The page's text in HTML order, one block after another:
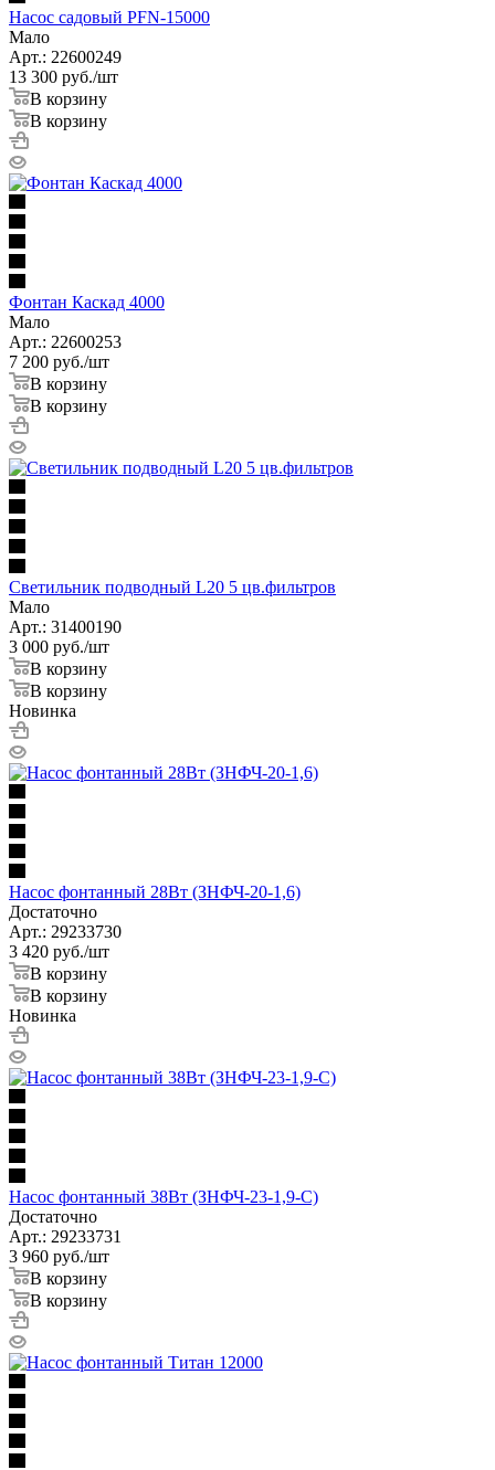
Насос садовый PFN-15000
Мало
Арт.: 22600249
13 300 руб./шт
В корзину
В корзину
Фонтан Каскад 4000
Мало
Арт.: 22600253
7 200 руб./шт
В корзину
В корзину
Светильник подводный L20 5 цв.фильтров
Мало
Арт.: 31400190
3 000 руб./шт
В корзину
В корзину
Новинка
Насос фонтанный 28Вт (ЗНФЧ-20-1,6)
Достаточно
Арт.: 29233730
3 420 руб./шт
В корзину
В корзину
Новинка
Насос фонтанный 38Вт (ЗНФЧ-23-1,9-С)
Достаточно
Арт.: 29233731
3 960 руб./шт
В корзину
В корзину